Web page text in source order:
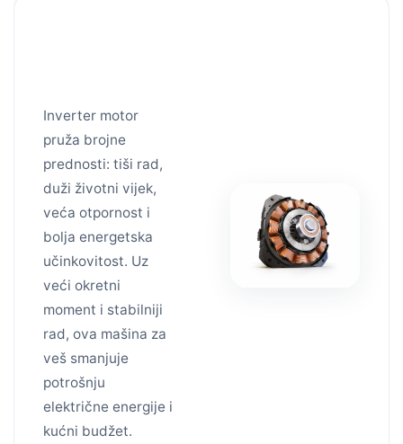
Inverter motor
pruža brojne
prednosti: tiši rad,
duži životni vijek,
veća otpornost i
bolja energetska
učinkovitost. Uz
veći okretni
moment i stabilniji
rad, ova mašina za
veš smanjuje
potrošnju
električne energije i
kućni budžet.